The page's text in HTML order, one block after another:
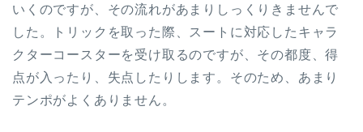
いくのですが、その流れがあまりしっくりきませんで
した。トリックを取った際、スートに対応したキャラ
クターコースターを受け取るのですが、その都度、得
点が入ったり、失点したりします。そのため、あまり
テンポがよくありません。